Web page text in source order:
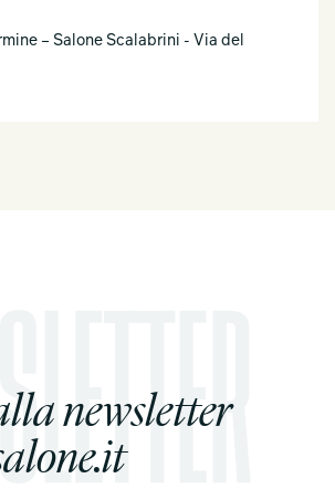
– Salone Scalabrini - Via del
newsletter